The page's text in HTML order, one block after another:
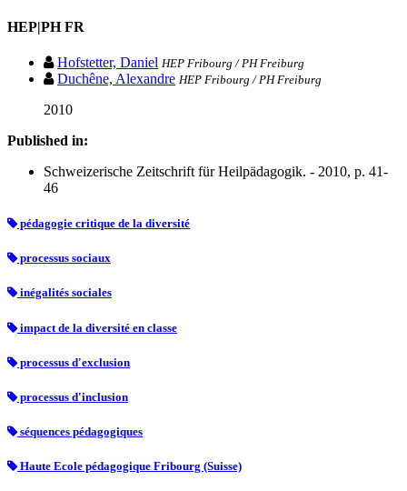
HEP|PH FR
Hofstetter, Daniel HEP Fribourg / PH Freiburg
Duchêne, Alexandre HEP Fribourg / PH Freiburg
2010
Published in:
Schweizerische Zeitschrift für Heilpädagogik. - 2010, p. 41-
46
pédagogie critique de la diversité
processus sociaux
inégalités sociales
impact de la diversité en classe
processus d'exclusion
processus d'inclusion
séquences pédagogiques
Haute Ecole pédagogique Fribourg (Suisse)